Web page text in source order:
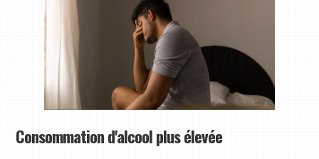
Consommation d'alcool plus élevée